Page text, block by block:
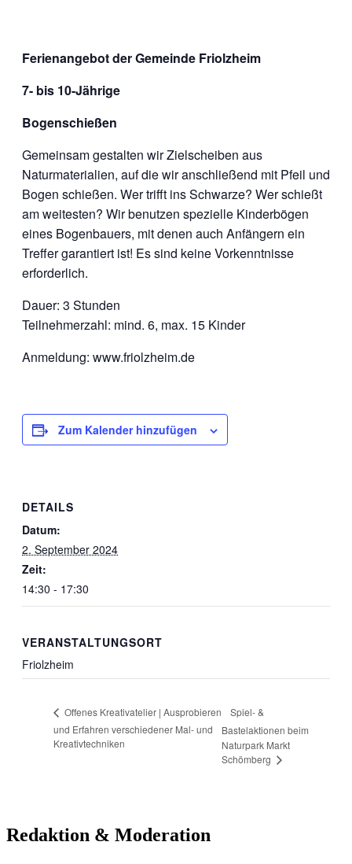
Ferienangebot der Gemeinde Friolzheim
7- bis 10-Jährige
Bogenschießen
Gemeinsam gestalten wir Zielscheiben aus
Naturmaterialien, auf die wir anschließend mit Pfeil und
Bogen schießen. Wer trifft ins Schwarze? Wer schießt
am weitesten? Wir benutzen spezielle Kinderbögen
eines Bogenbauers, mit denen auch Anfängern ein
Treffer garantiert ist! Es sind keine Vorkenntnisse
erforderlich.
Dauer: 3 Stunden
Teilnehmerzahl: mind. 6, max. 15 Kinder
Anmeldung: www.friolzheim.de
Zum Kalender hinzufügen
DETAILS
Datum:
2. September 2024
Zeit:
14:30 - 17:30
VERANSTALTUNGSORT
Friolzheim
Offenes Kreativatelier | Ausprobieren
und Erfahren verschiedener Mal- und
Kreativtechniken
Spiel- &
Bastelaktionen beim
Naturpark Markt
Schömberg
Redaktion & Moderation